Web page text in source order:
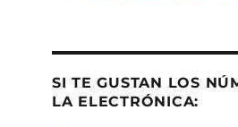
SI TE GUSTAN LOS
LA ELECTRÓNICA: